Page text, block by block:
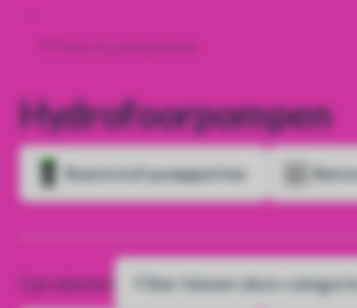
Hydrofoorpompen
Kunststof pompputten
2 producten